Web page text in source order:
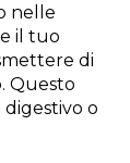
nelle
il tuo
di
Questo
o